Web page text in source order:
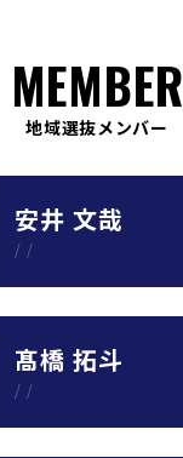
MEMBER
地域選抜メンバー
安井 文哉
/ /
髙橋 拓斗
/ /